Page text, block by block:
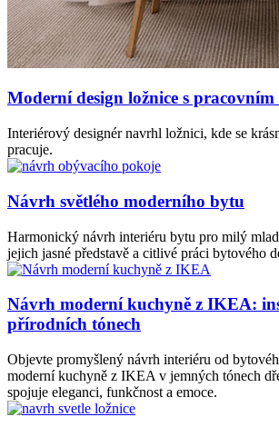
Moderní design ložnice s
Interiérový designér navrhl ložnici, kde se
pracuje.
Návrh světlého moderního bytu
Harmonický návrh interiéru bytu pro milý
jejich jasné představě a citlivé práci bytového
Návrh moderní kuchyně z IKEA:
přírodních tónech
Objevte promyšlený návrh interiéru od
moderní kuchyně z IKEA v jemných tónech
spojuje eleganci, funkčnost a emoce.